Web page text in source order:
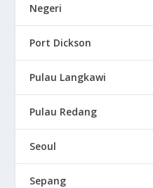
Negeri
Port Dickson
Pulau Langkawi
Pulau Redang
Seoul
Sepang